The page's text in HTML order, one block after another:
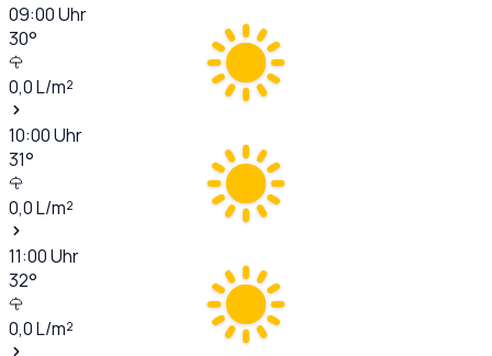
09:00Uhr
30°
0,0L/m²
10:00Uhr
31°
0,0L/m²
11:00Uhr
32°
0,0L/m²